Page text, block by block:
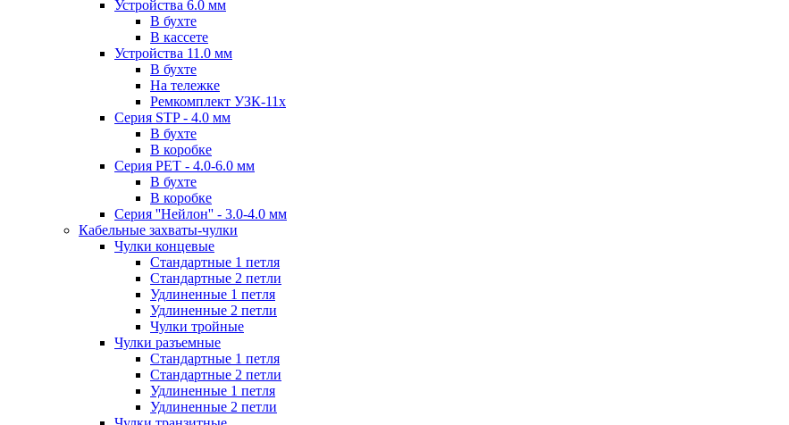
Устройства 6.0 мм
В бухте
В кассете
Устройства 11.0 мм
В бухте
На тележке
Ремкомплект УЗК-11х
Серия STP - 4.0 мм
В бухте
В коробке
Серия PET - 4.0-6.0 мм
В бухте
В коробке
Серия ''Нейлон'' - 3.0-4.0 мм
Кабельные захваты-чулки
Чулки концевые
Стандартные 1 петля
Стандартные 2 петли
Удлиненные 1 петля
Удлиненные 2 петли
Чулки тройные
Чулки разъемные
Стандартные 1 петля
Стандартные 2 петли
Удлиненные 1 петля
Удлиненные 2 петли